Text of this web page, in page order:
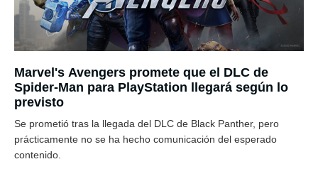
Marvel's Avengers promete que el DLC de
Spider-Man para PlayStation llegará según lo
previsto
Se prometió tras la llegada del DLC de Black Panther, pero
prácticamente no se ha hecho comunicación del esperado
contenido.